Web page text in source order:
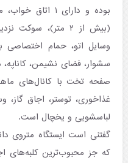
بوده و دارای ۱
(بیش از ۲ متر)،
وسایل اتو، حمام اختصاصی
سشوار، فضای نشیمن، کاناپه،
صفحه تخت با کانال‌های
غذاخوری، توستر، اجاق گاز،
لباسشویی و یخچال است.
که جز محبوب‌ترین کلبه‌های